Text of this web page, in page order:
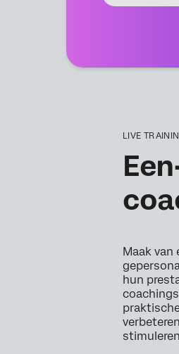
LIVE
Maak
hun